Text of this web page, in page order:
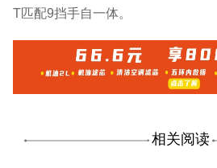
T匹配9挡手自一体。
相关阅读